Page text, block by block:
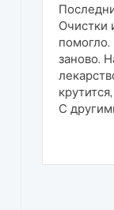
Очистки
помогло.
заново.
С